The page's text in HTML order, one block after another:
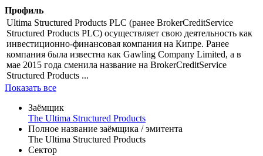
Профиль
Ultima Structured Products PLC (ранее BrokerCreditService
Structured Products PLC) осуществляет свою деятельность как
инвестиционно-финансовая компания на Кипре. Ранее
компания была известна как Gawling Company Limited, а в
мае 2015 года сменила название на BrokerCreditService
Structured Products ...
Показать все
Заёмщик
The Ultima Structured Products
Полное название заёмщика / эмитента
The Ultima Structured Products
Сектор